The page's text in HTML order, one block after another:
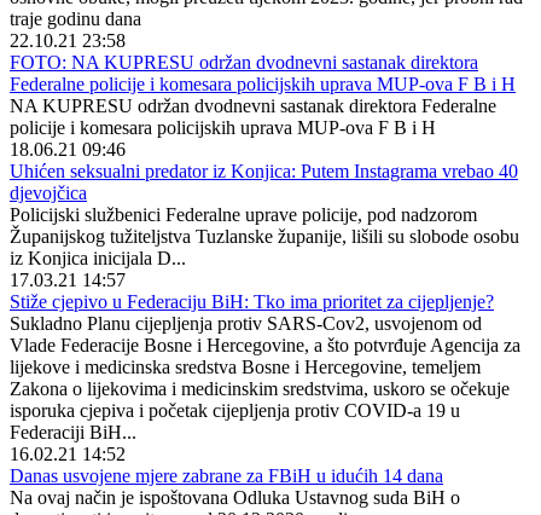
traje godinu dana
22.10.21 23:58
FOTO: NA KUPRESU održan dvodnevni sastanak direktora
Federalne policije i komesara policijskih uprava MUP-ova F B i H
NA KUPRESU održan dvodnevni sastanak direktora Federalne
policije i komesara policijskih uprava MUP-ova F B i H
18.06.21 09:46
Uhićen seksualni predator iz Konjica: Putem Instagrama vrebao 40
djevojčica
Policijski službenici Federalne uprave policije, pod nadzorom
Županijskog tužiteljstva Tuzlanske županije, lišili su slobode osobu
iz Konjica inicijala D...
17.03.21 14:57
Stiže cjepivo u Federaciju BiH: Tko ima prioritet za cijepljenje?
Sukladno Planu cijepljenja protiv SARS-Cov2, usvojenom od
Vlade Federacije Bosne i Hercegovine, a što potvrđuje Agencija za
lijekove i medicinska sredstva Bosne i Hercegovine, temeljem
Zakona o lijekovima i medicinskim sredstvima, uskoro se očekuje
isporuka cjepiva i početak cijepljenja protiv COVID-a 19 u
Federaciji BiH...
16.02.21 14:52
Danas usvojene mjere zabrane za FBiH u idućih 14 dana
Na ovaj način je ispoštovana Odluka Ustavnog suda BiH o